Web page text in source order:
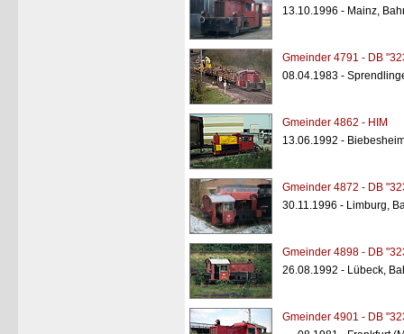
13.10.1996 - Mainz,
Gmeinder 4791 - DB
08.04.1983 -
Gmeinder 4862 - HIM
13.06.1992 -
Gmeinder 4872 - DB
30.11.1996 - Limburg,
Gmeinder 4898 - DB
26.08.1992 - Lübeck,
Gmeinder 4901 - DB